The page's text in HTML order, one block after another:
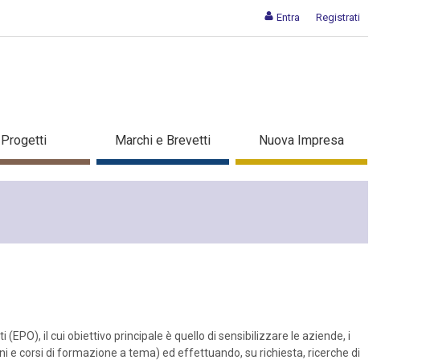
Entra Registrati
Progetti Marchi e Brevetti Nuova Impresa
il cui obiettivo principale è quello di sensibilizzare le aziende, i
e corsi di formazione a tema) ed effettuando, su richiesta, ricerche di